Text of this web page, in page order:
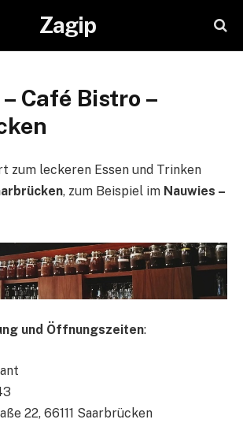
Zagip
Café Bistro –
zum leckeren Essen und Trinken
, zum Beispiel im Nauwies –
und Öffnungszeiten:
22, 66111 Saarbrücken